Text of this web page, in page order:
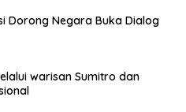
Dorong Negara Buka Dialog
warisan Sumitro dan